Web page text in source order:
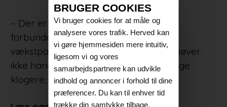
– Der er store psykologiske gevinster
forbundet med at træde ud af
vækstparadigmet. Bæredygtighed behøver
ikke handle om afkald, men om at vælge
klogere, siger Brinkmann.
BRUGER COOKIES
Vi bruger cookies for at måle og
analysere vores trafik. Herved kan
vi gøre hjemmesiden mere intuitiv,
ligesom vi og vores
samarbejdspartnere kan udvikle
indhold og annoncer i forhold til dine
præferencer. Du kan til enhver tid
trække din samtykke tilbage.